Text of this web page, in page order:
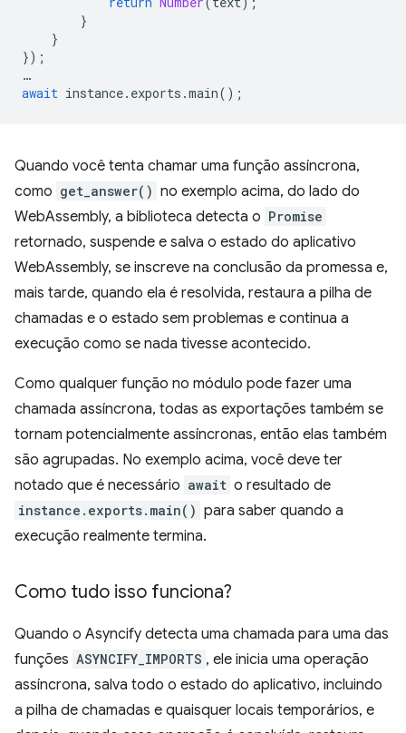
}
}
});
…
await instance. exports .main();
Quando você tenta chamar uma função assíncrona,
como get_answer() no exemplo acima, do lado do
WebAssembly, a biblioteca detecta o Promise
retornado, suspende e salva o estado do aplicativo
WebAssembly, se inscreve na conclusão da promessa e,
mais tarde, quando ela é resolvida, restaura a pilha de
chamadas e o estado sem problemas e continua a
execução como se nada tivesse acontecido.
Como qualquer função no módulo pode fazer uma
chamada assíncrona, todas as exportações também se
tornam potencialmente assíncronas, então elas também
são agrupadas. No exemplo acima, você deve ter
notado que é necessário await o resultado de
instance.exports.main() para saber quando a
execução realmente termina.
Como tudo isso funciona?
Quando o Asyncify detecta uma chamada para uma das
funções ASYNCIFY_IMPORTS , ele inicia uma operação
assíncrona, salva todo o estado do aplicativo, incluindo
a pilha de chamadas e quaisquer locais temporários, e